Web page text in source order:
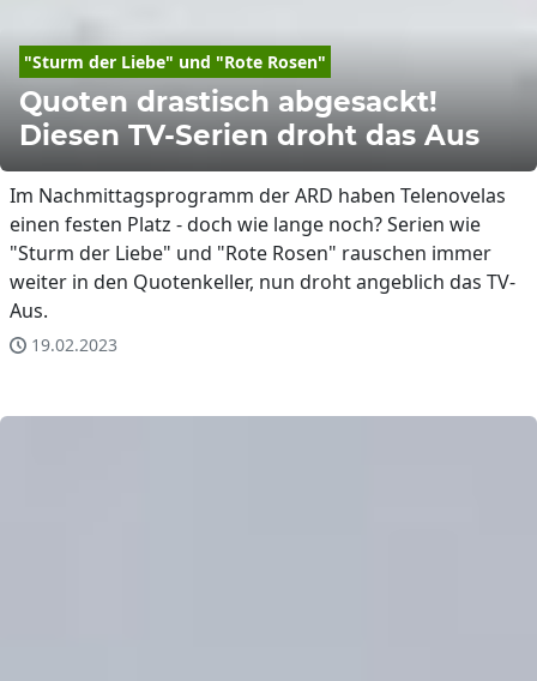
"Sturm der Liebe" und "Rote Rosen"
Quoten drastisch abgesackt!
Diesen TV-Serien droht das Aus
Im Nachmittagsprogramm der ARD haben Telenovelas
einen festen Platz - doch wie lange noch? Serien wie
"Sturm der Liebe" und "Rote Rosen" rauschen immer
weiter in den Quotenkeller, nun droht angeblich das TV-
Aus.
19.02.2023